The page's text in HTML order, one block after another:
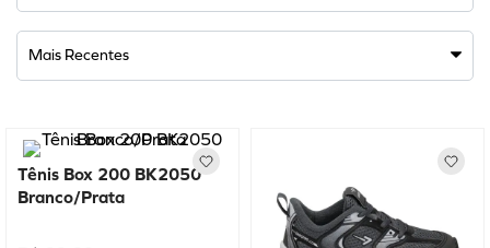
Mais Recentes
Tênis Box 200 BK2050
Branco/Prata